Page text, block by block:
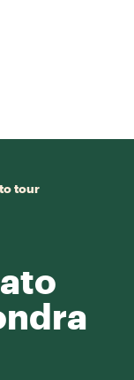
tour